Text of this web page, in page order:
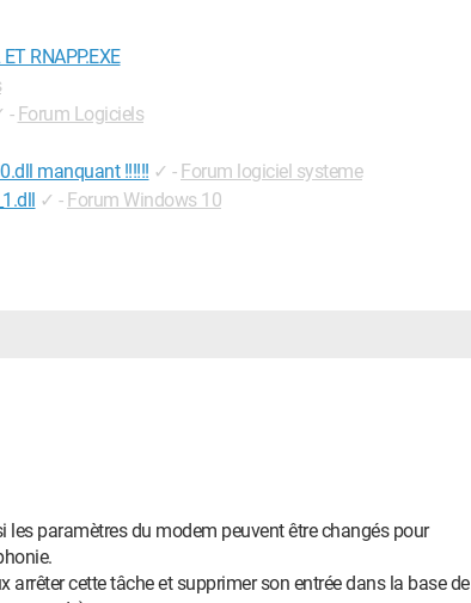
RNAPP.EXE
- Forum Logiciels
manquant !!!!!! ✓ - Forum logiciel systeme
✓ - Forum Windows 10
les paramètres du modem peuvent être changés pour
arrêter cette tâche et supprimer son entrée dans la base de